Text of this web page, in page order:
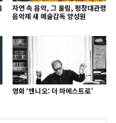
자연 속 음악, 그 울림, 평창대관령
음악제 새 예술감독 양성원
영화 ‘엔니오: 더 마에스트로’